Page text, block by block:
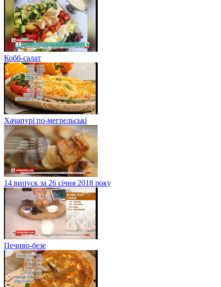
Кобб-салат
Хачапурі по-мегрельські
14 випуск за 26 січня 2018 року
Печиво-безе